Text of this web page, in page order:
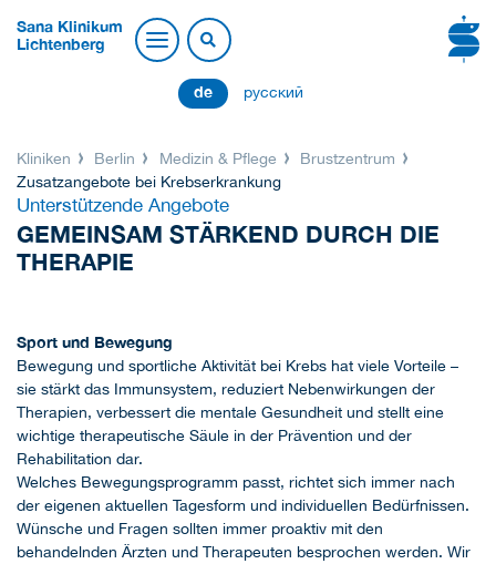
Sana Klinikum
Lichtenberg
de русский
Kliniken Berlin Medizin & Pflege
Brustzentrum
Zusatzangebote bei Krebserkrankung
Unterstützende Angebote
GEMEINSAM STÄRKEND DURCH DIE
THERAPIE
Sport und Bewegung
Bewegung und sportliche Aktivität bei Krebs hat viele Vorteile –
sie stärkt das Immunsystem, reduziert Nebenwirkungen der
Therapien, verbessert die mentale Gesundheit und stellt eine
wichtige therapeutische Säule in der Prävention und der
Rehabilitation dar.
Welches Bewegungsprogramm passt, richtet sich immer nach
der eigenen aktuellen Tagesform und individuellen Bedürfnissen.
Wünsche und Fragen sollten immer proaktiv mit den
behandelnden Ärzten und Therapeuten besprochen werden. Wir